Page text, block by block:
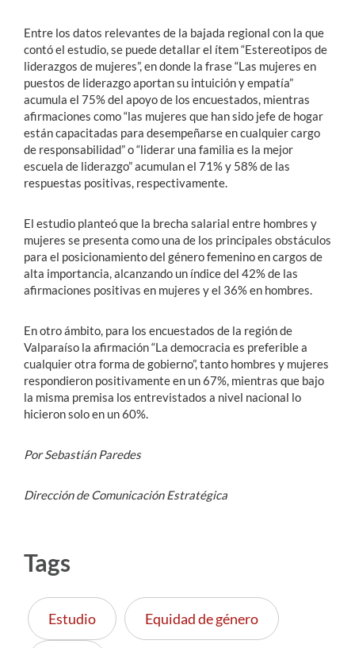
Entre los datos relevantes de la bajada regional con la que
contó el estudio, se puede detallar el ítem “Estereotipos de
liderazgos de mujeres”, en donde la frase “Las mujeres en
puestos de liderazgo aportan su intuición y empatía”
acumula el 75% del apoyo de los encuestados, mientras
afirmaciones como “las mujeres que han sido jefe de hogar
están capacitadas para desempeñarse en cualquier cargo
de responsabilidad” o “liderar una familia es la mejor
escuela de liderazgo” acumulan el 71% y 58% de las
respuestas positivas, respectivamente.
El estudio planteó que la brecha salarial entre hombres y
mujeres se presenta como una de los principales obstáculos
para el posicionamiento del género femenino en cargos de
alta importancia, alcanzando un índice del 42% de las
afirmaciones positivas en mujeres y el 36% en hombres.
En otro ámbito, para los encuestados de la región de
Valparaíso la afirmación “La democracia es preferible a
cualquier otra forma de gobierno”, tanto hombres y mujeres
respondieron positivamente en un 67%, mientras que bajo
la misma premisa los entrevistados a nivel nacional lo
hicieron solo en un 60%.
Por Sebastián Paredes
Dirección de Comunicación Estratégica
Tags
Estudio Equidad de género